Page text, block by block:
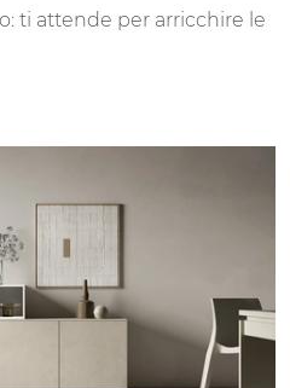
ti attende per arricchire le